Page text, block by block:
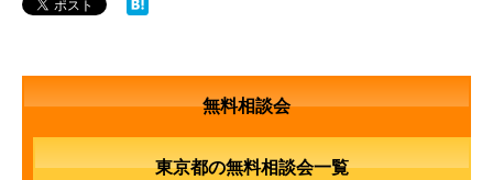
無料相談会
東京都の無料相談会一覧